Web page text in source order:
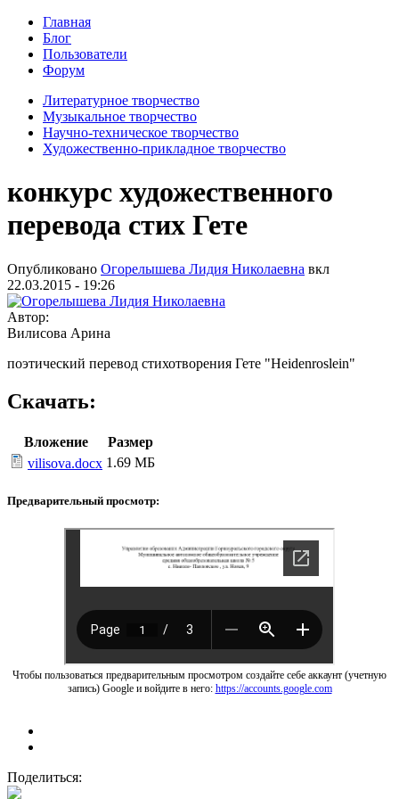
Главная
Блог
Пользователи
Форум
Литературное творчество
Музыкальное творчество
Научно-техническое творчество
Художественно-прикладное творчество
конкурс художественного
перевода стих Гете
Опубликовано Огорелышева Лидия Николаевна вкл
22.03.2015 - 19:26
Автор:
Вилисова Арина
поэтический перевод стихотворения Гете "Heidenroslein"
Скачать:
Вложение
Размер
vilisova.docx 1.69 МБ
Предварительный просмотр:
Чтобы пользоваться предварительным просмотром создайте себе аккаунт (учетную
запись) Google и войдите в него: https://accounts.google.com
Поделиться: